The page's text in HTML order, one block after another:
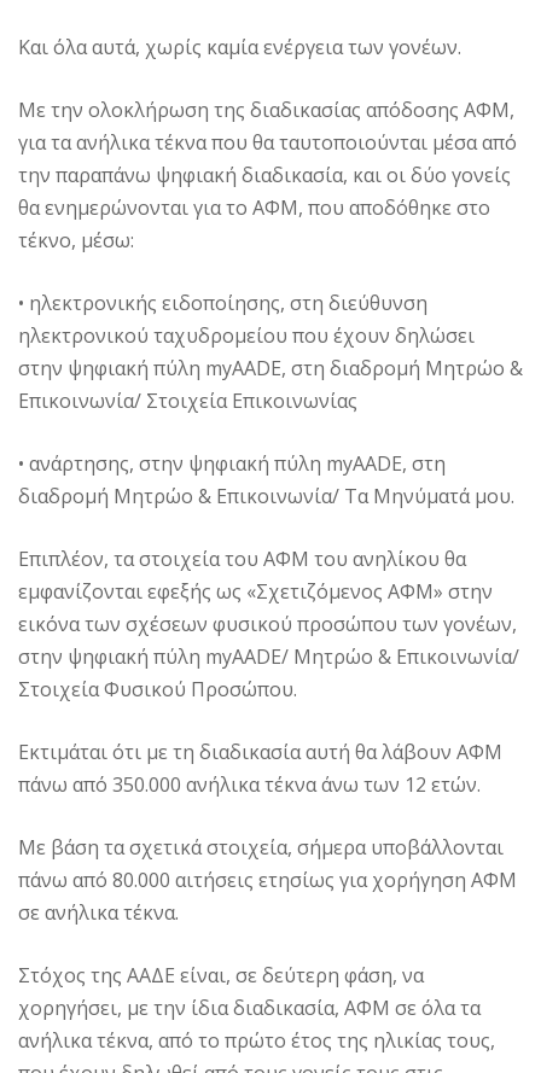
Και όλα αυτά, χωρίς καμία ενέργεια των γονέων.
Με την ολοκλήρωση της διαδικασίας απόδοσης ΑΦΜ,
για τα ανήλικα τέκνα που θα ταυτοποιούνται μέσα από
την παραπάνω ψηφιακή διαδικασία, και οι δύο γονείς
θα ενημερώνονται για το ΑΦΜ, που αποδόθηκε στο
τέκνο, μέσω:
• ηλεκτρονικής ειδοποίησης, στη διεύθυνση
ηλεκτρονικού ταχυδρομείου που έχουν δηλώσει
στην ψηφιακή πύλη myAADE, στη διαδρομή Μητρώο &
Επικοινωνία/ Στοιχεία Επικοινωνίας
• ανάρτησης, στην ψηφιακή πύλη myAADE, στη
διαδρομή Μητρώο & Επικοινωνία/ Τα Μηνύματά μου.
Επιπλέον, τα στοιχεία του ΑΦΜ του ανηλίκου θα
εμφανίζονται εφεξής ως «Σχετιζόμενος ΑΦΜ» στην
εικόνα των σχέσεων φυσικού προσώπου των γονέων,
στην ψηφιακή πύλη myAADE/ Μητρώο & Επικοινωνία/
Στοιχεία Φυσικού Προσώπου.
Εκτιμάται ότι με τη διαδικασία αυτή θα λάβουν ΑΦΜ
πάνω από 350.000 ανήλικα τέκνα άνω των 12 ετών.
Με βάση τα σχετικά στοιχεία, σήμερα υποβάλλονται
πάνω από 80.000 αιτήσεις ετησίως για χορήγηση ΑΦΜ
σε ανήλικα τέκνα.
Στόχος της ΑΑΔΕ είναι, σε δεύτερη φάση, να
χορηγήσει, με την ίδια διαδικασία, ΑΦΜ σε όλα τα
ανήλικα τέκνα, από το πρώτο έτος της ηλικίας τους,